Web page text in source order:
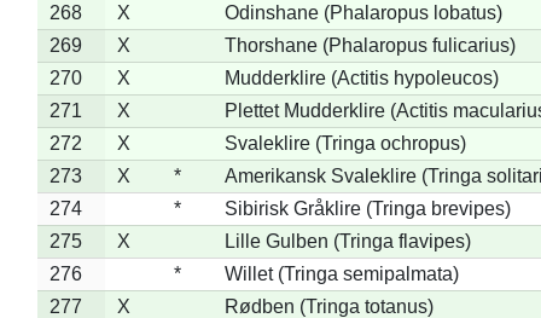
268
X
Odinshane (Phalaropus lobatus)
269
X
Thorshane (Phalaropus fulicarius)
270
X
Mudderklire (Actitis hypoleucos)
271
X
Plettet Mudderklire (Actitis
272
X
Svaleklire (Tringa ochropus)
273
X *
Amerikansk Svaleklire (Tringa
274
*
Sibirisk Gråklire (Tringa brevipes)
275
X
Lille Gulben (Tringa flavipes)
276
*
Willet (Tringa semipalmata)
277
X
Rødben (Tringa totanus)